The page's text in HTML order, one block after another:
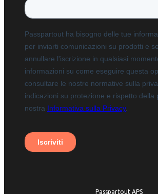
Passpartout APS